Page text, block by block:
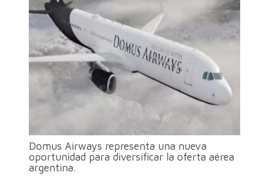
Domus Airways representa una nueva
oportunidad para diversificar la oferta aérea
argentina.